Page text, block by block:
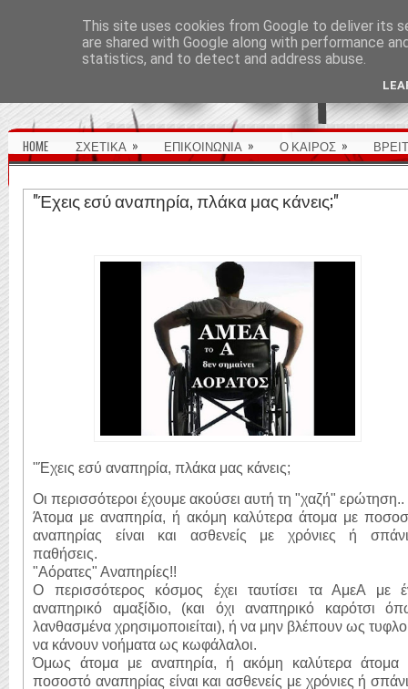
HOME ΣΧΕΤΙΚΑ » ΕΠΙΚΟΙΝΩΝΙΑ » Ο ΚΑΙΡΟΣ »
"Έχεις εσύ αναπηρία, πλάκα μας κάνεις;"
"Έχεις εσύ αναπηρία, πλάκα μας κάνεις;
Οι περισσότεροι έχουμε ακούσει αυτή τη "χαζή" ερώτηση..
Άτομα με αναπηρία, ή ακόμη καλύτερα άτομα με
αναπηρίας είναι και ασθενείς με χρόνιες ή
παθήσεις.
"Αόρατες" Αναπηρίες!!
Ο περισσότερος κόσμος έχει ταυτίσει τα ΑμεΑ με
αναπηρικό αμαξίδιο, (και όχι αναπηρικό καρότσι
λανθασμένα χρησιμοποιείται), ή να μην βλέπουν ως
να κάνουν νοήματα ως κωφάλαλοι.
Όμως άτομα με αναπηρία, ή ακόμη καλύτερα άτομα
ποσοστό αναπηρίας είναι και ασθενείς με χρόνιες ή
This site uses cookies from Google to deliver its
are shared with Google along with performance
statistics, and to detect and address abuse.